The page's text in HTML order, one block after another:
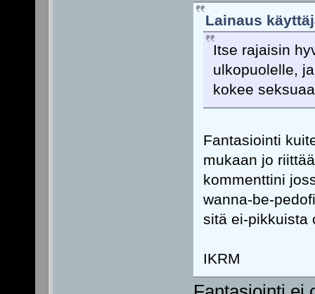
Lainaus
Itse rajaisin
ulkopuolelle,
kokee
Fantasiointi
mukaan jo
kommenttini
wanna-be-
sitä ei-pikkuista
IKRM